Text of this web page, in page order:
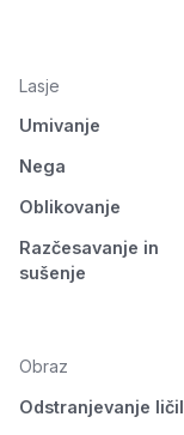
Lasje
Umivanje
Nega
Oblikovanje
Razčesavanje in
sušenje
Obraz
Odstranjevanje ličil